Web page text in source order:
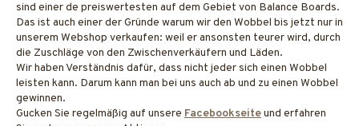
sind einer de preiswertesten auf dem Gebiet von Balance Boards.
Das ist auch einer der Gründe warum wir den Wobbel bis jetzt nur in
unserem Webshop verkaufen: weil er ansonsten teurer wird, durch
die Zuschläge von den Zwischenverkäufern und Läden.
Wir haben Verständnis dafür, dass nicht jeder sich einen Wobbel
leisten kann. Darum kann man bei uns auch ab und zu einen Wobbel
gewinnen.
Gucken Sie regelmäßig auf unsere Facebookseiteund erfahren